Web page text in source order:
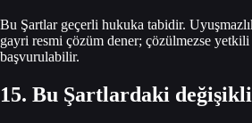
Bu Şartlar geçerli hukuka tabidir.
gayri resmi çözüm dener; çözülmezse
başvurulabilir.
15. Bu Şartlardaki